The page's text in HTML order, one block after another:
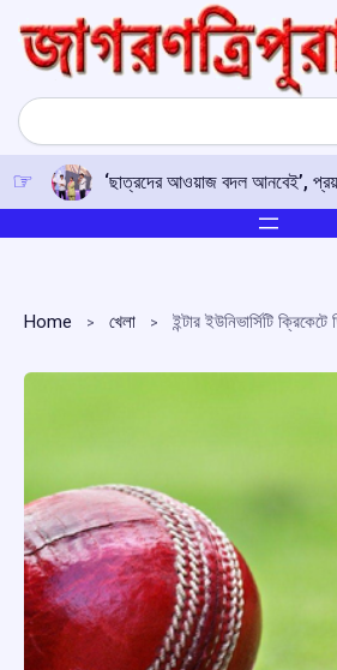
content
Search
‘ছাত্রদের আওয়াজ বদল আনবেই’,
Home খেলা ইন্টার ইউনিভার্সিটি